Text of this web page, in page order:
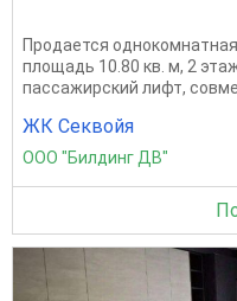
Продается
площадь 10.80 кв. м, 2
пассажирский лифт,
ЖК Секвойя
ООО "Билдинг ДВ"